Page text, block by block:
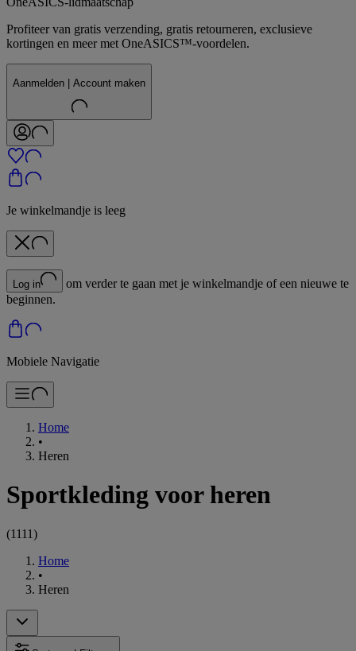
Profiteer van gratis verzending, gratis retourneren, exclusieve
kortingen en meer met OneASICS™-voordelen.
Aanmelden | Account maken
Je winkelmandje is leeg
Log in
om verder te gaan met je winkelmandje of een nieuwe te
beginnen.
Mobiele Navigatie
Home
•
Heren
Sportkleding voor heren
(1111)
Home
•
Heren